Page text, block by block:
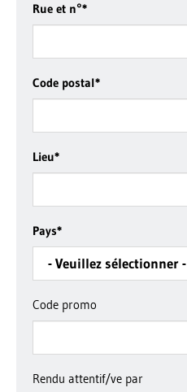
Rue et n°*
Code postal*
Lieu*
Pays*
- Veuillez sélectionner -
Code promo
Rendu attentif/ve par